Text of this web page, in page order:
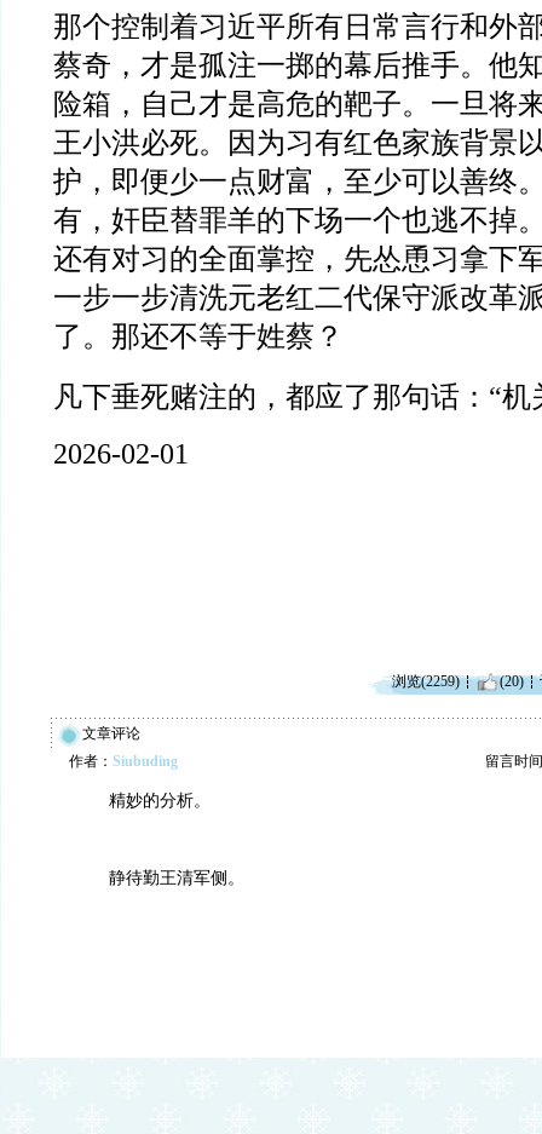
那个控制着习近平所有日常言行和外
蔡奇，才是孤注一掷的幕后推手。他
险箱，自己才是高危的靶子。一旦将
王小洪必死。因为习有红色家族背景
护，即便少一点财富，至少可以善终
有，奸臣替罪羊的下场一个也逃不掉
还有对习的全面掌控，先怂恿习拿下
一步一步清洗元老红二代保守派改革
了。那还不等于姓蔡？
凡下垂死赌注的，都应了那句话：“
2026-02-01
浏览(2259) (20)
文章评论
作者： Siubuding 留言时
精妙的分析。
静待勤王清军侧。